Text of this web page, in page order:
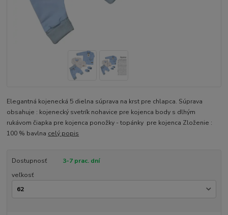
Elegantná kojenecká 5 dielna súprava na krst pre chlapca. Súprava
obsahuje : kojenecký svetrík nohavice pre kojenca body s dlhým
rukávom čiapka pre kojenca ponožky - topánky pre kojenca Zloženie :
100 % bavlna celý popis
Dostupnosť
3-7 prac. dní
veľkosť